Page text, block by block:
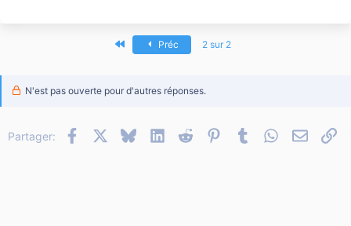
Premier Préc 2 sur 2
N'est pas ouverte pour d'autres réponses.
Partager: Facebook BlueskyLinkedInReddit PinterestTumblr WhatsApp
Email